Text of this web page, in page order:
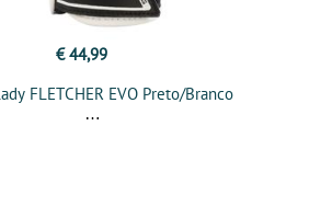
€ 44,99
FLETCHER EVO Preto/Branco